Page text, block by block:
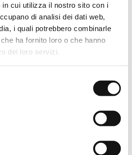
in cui utilizza il nostro sito con i
di analisi dei dati web,
i quali potrebbero combinarle
ha fornito loro o che hanno
dei loro servizi.
ELICA 180 GRADI
BRIL SX
€ (IVA escl.)